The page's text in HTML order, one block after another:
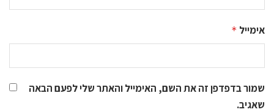
אימייל *
שמור בדפדפן זה את השם, האימייל והאתר שלי לפעם הבאה
שאגיב.